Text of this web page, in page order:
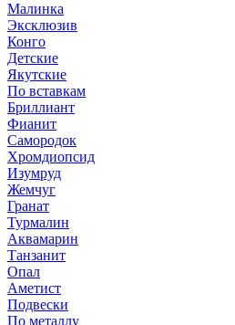
Малинка
Эксклюзив
Конго
Детские
Якутские
По вставкам
Бриллиант
Фианит
Самородок
Хромдиопсид
Изумруд
Жемчуг
Гранат
Турмалин
Аквамарин
Танзанит
Опал
Аметист
Подвески
По металлу